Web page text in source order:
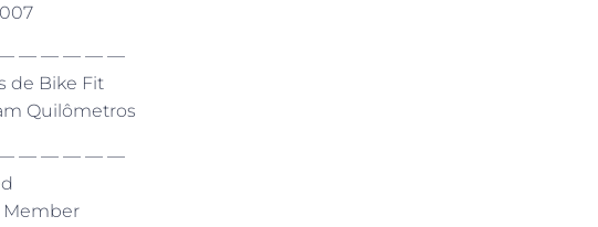
— — — — —
de Bike Fit
Quilômetros
— — — — —
Member